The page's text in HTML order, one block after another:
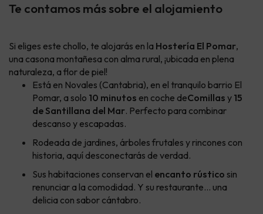
Te contamos más sobre el alojamiento
Si eliges este chollo, te alojarás en la Hostería El Pomar,
una casona montañesa con alma rural, ¡ubicada en plena
naturaleza, a flor de piel!
Está en Novales (Cantabria), en el tranquilo barrio El
Pomar, a solo 10 minutos en coche deComillas y 15
de Santillana del Mar. Perfecto para combinar
descanso y escapadas.
Rodeada de jardines, árboles frutales y rincones con
historia, aquí desconectarás de verdad.
Sus habitaciones conservan el encanto rústico sin
renunciar a la comodidad. Y su restaurante… una
delicia con sabor cántabro.